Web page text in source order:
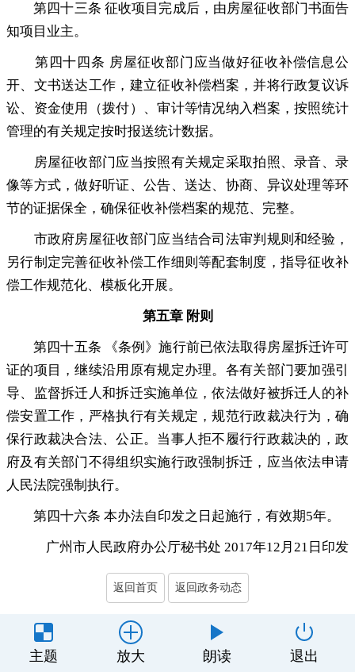
第四十三条 征收项目完成后， 由房屋征收部门书面告
知项目业主。
第四十四条 房屋征收部门应当做好征收补偿信息公
开、文书送达工作 ， 建立征收补偿档案，并将行政复议诉
讼、资金使用（拨付）、审计等情况纳入档案 ，按照统计
管理的有关规定按时报送统计数据。
房屋征收部门应当按照有关规定采取拍照、录音、录
像等方式 ，做好听证、公告、送达、协商、异议处理等环
节的证据保全，确保征收补偿档案的规范、完整。
市政府房屋征收部门应当结合司法审判规则和经验 ，
另行制定完善征收补偿工作细则等配套制度，指导征收补
偿工作规范化、模板化开展。
第五章 附则
第四十五条 《条例》施行前已依法取得房屋拆迁许可
证的项目 ，继续沿用原有规定办理。各有关部门要加强引
导、监督拆迁人和拆迁实施单位 ，依法做好被拆迁人的补
偿安置工作，严格执行有关规定 ，规范行政裁决行为，确
保行政裁决合法、公正。 当事人拒不履行行政裁决的，政
府及有关部门不得组织实施行政强制拆迁 ， 应当依法申请
人民法院强制执行。
第四十六条 本办法自印发之日起施行 ， 有效期5年。
广州市人民政府办公厅秘书处 2017年12月21日印发
返回首页 返回政务动态
主办单位：丰顺县人民政府办公室
制作维护：丰顺县政务服务和数据管理局
主题 放大 朗读 退出